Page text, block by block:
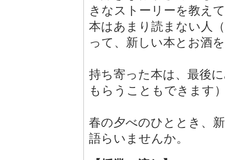
きなストーリーを教え
本はあまり読まない人
って、新しい本とお酒
持ち寄った本は、最後
もらうこともできます
春の夕べのひととき、
語らいませんか。